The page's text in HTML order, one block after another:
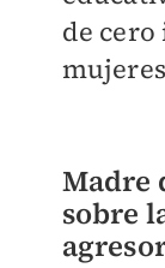
de
Madre
sobre